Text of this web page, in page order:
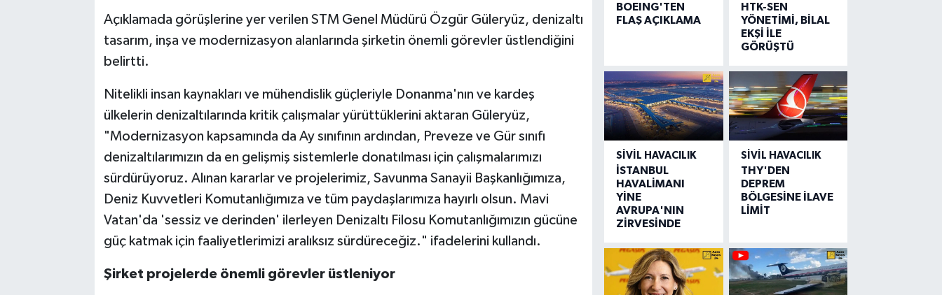
Açıklamada görüşlerine yer verilen STM Genel Müdürü Özgür Güleryüz, denizaltı
tasarım, inşa ve modernizasyon alanlarında şirketin önemli görevler üstlendiğini
belirtti.
Nitelikli insan kaynakları ve mühendislik güçleriyle Donanma'nın ve kardeş
ülkelerin denizaltılarında kritik çalışmalar yürüttüklerini aktaran Güleryüz,
"Modernizasyon kapsamında da Ay sınıfının ardından, Preveze ve Gür sınıfı
denizaltılarımızın da en gelişmiş sistemlerle donatılması için çalışmalarımızı
sürdürüyoruz. Alınan kararlar ve projelerimiz, Savunma Sanayii Başkanlığımıza,
Deniz Kuvvetleri Komutanlığımıza ve tüm paydaşlarımıza hayırlı olsun. Mavi
Vatan'da 'sessiz ve derinden' ilerleyen Denizaltı Filosu Komutanlığımızın gücüne
güç katmak için faaliyetlerimizi aralıksız sürdüreceğiz." ifadelerini kullandı.
Şirket projelerde önemli görevler üstleniyor
BOEING'TEN
FLAŞ AÇIKLAMA
HTK-SEN
YÖNETİMİ, BİLAL
EKŞİ İLE
GÖRÜŞTÜ
SIVIL HAVACILIK
İSTANBUL
HAVALİMANI
YİNE
AVRUPA'NIN
ZİRVESİNDE
SIVIL HAVACILIK
THY'DEN
DEPREM
BÖLGESİNE İLAVE
LİMİT